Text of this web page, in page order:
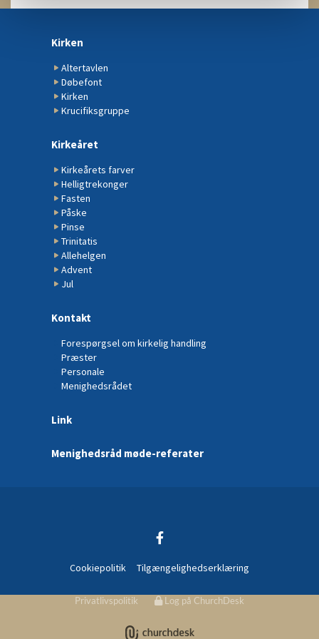
Kirken
Altertavlen
Døbefont
Kirken
Krucifiksgruppe
Kirkeåret
Kirkeårets farver
Helligtrekonger
Fasten
Påske
Pinse
Trinitatis
Allehelgen
Advent
Jul
Kontakt
Forespørgsel om kirkelig handling
Præster
Personale
Menighedsrådet
Link
Menighedsråd møde-referater
Cookiepolitik Tilgængelighedserklæring
Privatlivspolitik Log på ChurchDesk